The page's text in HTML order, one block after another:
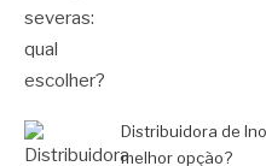
Distribuidora de
melhor opção?